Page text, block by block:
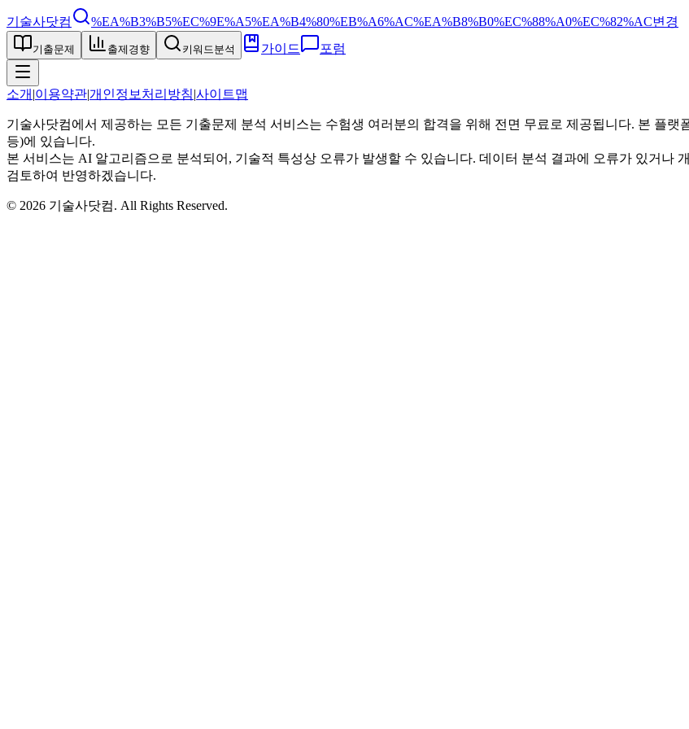
기술사닷컴 %EA%B3%B5%EC%9E%A5%EA%B4%80%EB%A6%AC%EA%B8%B0%EC%88%A0%EC%82%AC변경
기출문제 출제경향 키워드분석 가이드 포럼
소개 |이용약관|개인정보처리방침|사이트맵
기술사닷컴에서 제공하는 모든 기출문제 분석 서비스는 수험생 여러분의 합격을 위해 전면 무료로 제공됩니다. 본 플
등)에 있습니다.
본 서비스는 AI 알고리즘으로 분석되어, 기술적 특성상 오류가 발생할 수 있습니다. 데이터 분석 결과에 오류가 있거나
검토하여 반영하겠습니다.
© 2026 기술사닷컴. All Rights Reserved.